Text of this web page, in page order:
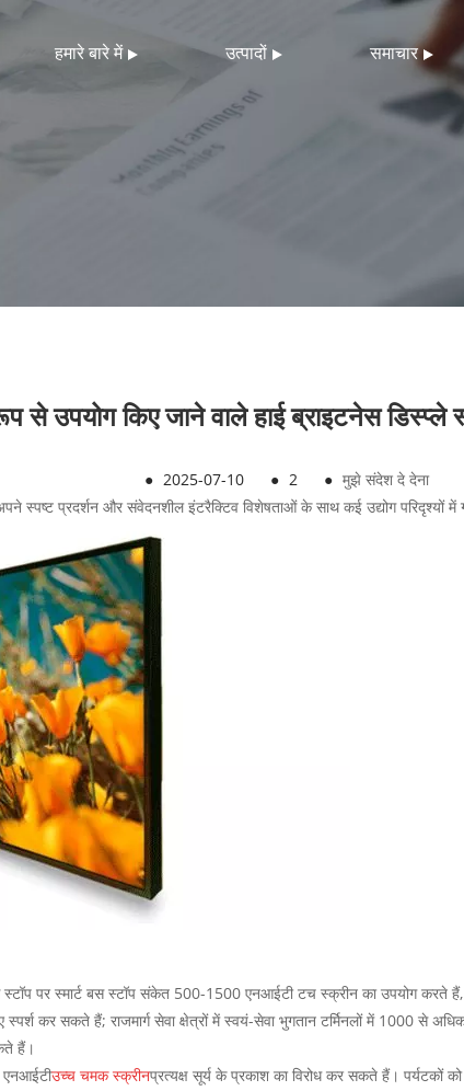
हमारे बारे में उत्पादों समाचार
से उपयोग किए जाने वाले हाई ब्राइटनेस डिस्प्ले
● 2025-07-10 ● 2 ● मुझे संदेश दे देना
स्पष्ट प्रदर्शन और संवेदनशील इंटरैक्टिव विशेषताओं के साथ कई उद्योग परिदृश्यों
पर स्मार्ट बस स्टॉप संकेत 500-1500 एनआईटी टच स्क्रीन का उपयोग करते
कर सकते हैं; राजमार्ग सेवा क्षेत्रों में स्वयं-सेवा भुगतान टर्मिनलों में 1000 से
हैं।
एनआईटीउच्च चमक स्क्रीनप्रत्यक्ष सूर्य के प्रकाश का विरोध कर सकते हैं। पर्यटकों